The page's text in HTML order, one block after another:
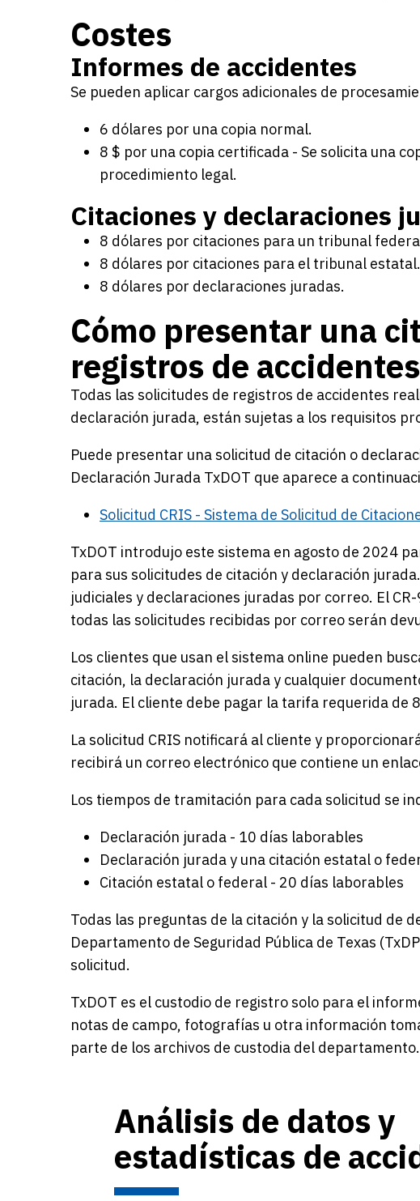
Costes
Informes de accidentes
Se pueden aplicar cargos adicionales de
6 dólares por una copia normal.
8 $ por una copia certificada - Se solicita una
procedimiento legal.
Citaciones y declaraciones
8 dólares por citaciones para un tribunal
8 dólares por citaciones para el tribunal estatal.
8 dólares por declaraciones juradas.
Cómo presentar una
registros de accidentes
Todas las solicitudes de registros de accidentes
declaración jurada, están sujetas a los requisitos
Puede presentar una solicitud de citación o
Declaración Jurada TxDOT que aparece a
Solicitud CRIS - Sistema de Solicitud de
TxDOT introdujo este sistema en agosto de 2024
para sus solicitudes de citación y declaración
judiciales y declaraciones juradas por correo. El
todas las solicitudes recibidas por correo serán
Los clientes que usan el sistema online pueden
citación, la declaración jurada y cualquier
jurada. El cliente debe pagar la tarifa requerida de
La solicitud CRIS notificará al cliente y
recibirá un correo electrónico que contiene un
Los tiempos de tramitación para cada solicitud se
Declaración jurada - 10 días laborables
Declaración jurada y una citación estatal o
Citación estatal o federal - 20 días laborables
Todas las preguntas de la citación y la solicitud de
Departamento de Seguridad Pública de Texas
solicitud.
TxDOT es el custodio de registro solo para el
notas de campo, fotografías u otra información
parte de los archivos de custodia del departamento.
Análisis de datos y
estadísticas de